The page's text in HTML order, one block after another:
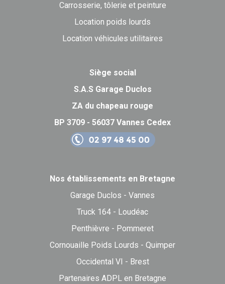
Carrosserie, tôlerie et peinture
Location poids lourds
Location véhicules utilitaires
Siège social
S.A.S Garage Duclos
ZA du chapeau rouge
BP 3709 - 56037 Vannes Cedex
Nos établissements en Bretagne
Garage Duclos - Vannes
Truck 164 - Loudéac
Penthièvre - Pommeret
Cornouaille Poids Lourds - Quimper
Occidental VI - Brest
Partenaires ADPL en Bretagne